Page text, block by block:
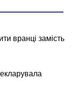
вранці замість